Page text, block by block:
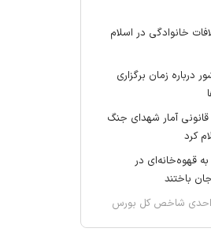
خانوادگی در اسلام
درباره زمان برگزاری
آمار شهدای جنگ
قهوه‌خانه‌ای در